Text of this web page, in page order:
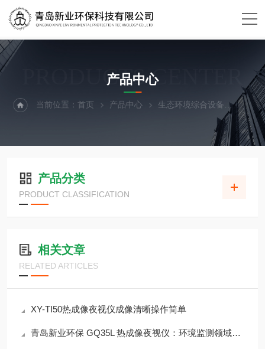
PRODUCTS CENTER
产品中心
当前位置：首页 产品中心 生态环境综合设备 热成
产品分类
PRODUCT CLASSIFICATION
相关文章
RELATED ARTICLES
XY-TI50热成像夜视仪成像清晰操作简单
青岛新业环保 GQ35L 热成像夜视仪：环境监测领域的革新利器